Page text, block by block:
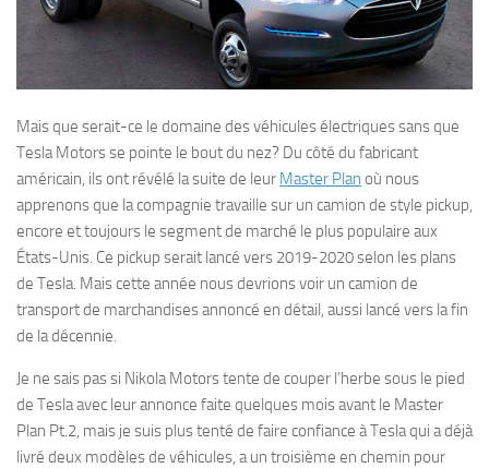
Mais que serait-ce le domaine des véhicules électriques sans que
Tesla Motors se pointe le bout du nez? Du côté du fabricant
américain, ils ont révélé la suite de leur Master Plan où nous
apprenons que la compagnie travaille sur un camion de style pickup,
encore et toujours le segment de marché le plus populaire aux
États-Unis. Ce pickup serait lancé vers 2019-2020 selon les plans
de Tesla. Mais cette année nous devrions voir un camion de
transport de marchandises annoncé en détail, aussi lancé vers la fin
de la décennie.
Je ne sais pas si Nikola Motors tente de couper l’herbe sous le pied
de Tesla avec leur annonce faite quelques mois avant le Master
Plan Pt.2, mais je suis plus tenté de faire confiance à Tesla qui a déjà
livré deux modèles de véhicules, a un troisième en chemin pour